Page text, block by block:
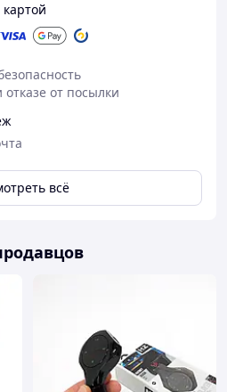
от посылки
всё